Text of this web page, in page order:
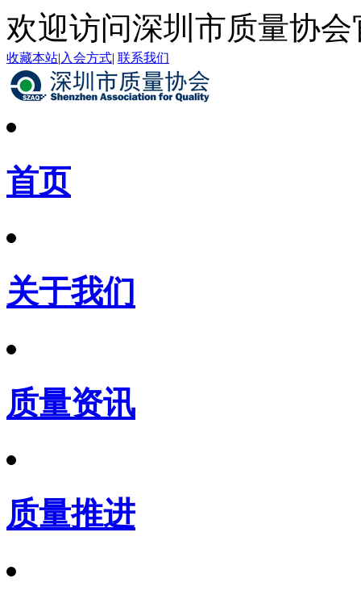
欢迎访问深圳市质量协会
收藏本站| 入会方式| 联系我们
首页
关于我们
质量资讯
质量推进